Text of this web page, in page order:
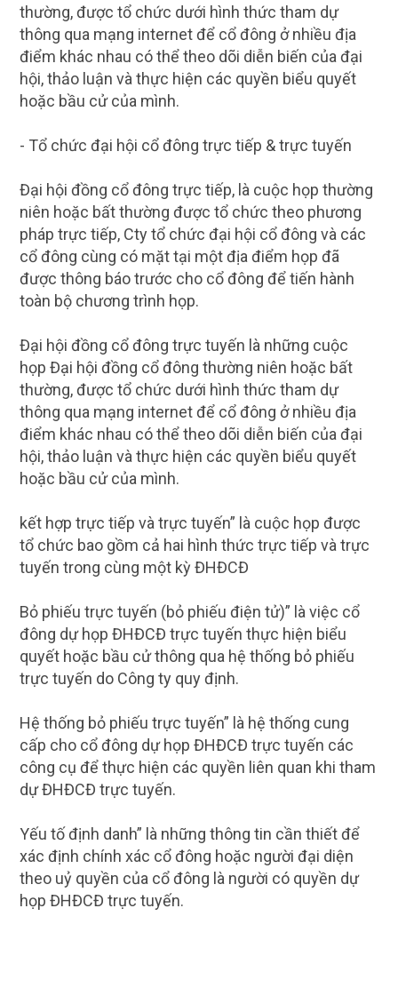
thường, được tổ chức dưới hình thức tham dự
thông qua mạng internet để cổ đông ở nhiều địa
điểm khác nhau có thể theo dõi diễn biến của đại
hội, thảo luận và thực hiện các quyền biểu quyết
hoặc bầu cử của mình.
- Tổ chức đại hội cổ đông trực tiếp & trực tuyến
Đại hội đồng cổ đông trực tiếp, là cuộc họp thường
niên hoặc bất thường được tổ chức theo phương
pháp trực tiếp, Cty tổ chức đại hội cổ đông và các
cổ đông cùng có mặt tại một địa điểm họp đã
được thông báo trước cho cổ đông để tiến hành
toàn bộ chương trình họp.
Đại hội đồng cổ đông trực tuyến là những cuộc
họp Đại hội đồng cổ đông thường niên hoặc bất
thường, được tổ chức dưới hình thức tham dự
thông qua mạng internet để cổ đông ở nhiều địa
điểm khác nhau có thể theo dõi diễn biến của đại
hội, thảo luận và thực hiện các quyền biểu quyết
hoặc bầu cử của mình.
kết hợp trực tiếp và trực tuyến” là cuộc họp được
tổ chức bao gồm cả hai hình thức trực tiếp và trực
tuyến trong cùng một kỳ ĐHĐCĐ
Bỏ phiếu trực tuyến (bỏ phiếu điện tử)” là việc cổ
đông dự họp ĐHĐCĐ trực tuyến thực hiện biểu
quyết hoặc bầu cử thông qua hệ thống bỏ phiếu
trực tuyến do Công ty quy định.
Hệ thống bỏ phiếu trực tuyến” là hệ thống cung
cấp cho cổ đông dự họp ĐHĐCĐ trực tuyến các
công cụ để thực hiện các quyền liên quan khi tham
dự ĐHĐCĐ trực tuyến.
Yếu tố định danh” là những thông tin cần thiết để
xác định chính xác cổ đông hoặc người đại diện
theo uỷ quyền của cổ đông là người có quyền dự
họp ĐHĐCĐ trực tuyến.